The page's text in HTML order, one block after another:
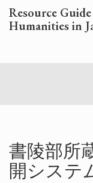
Skip
to
main
Resource
Humanities in
書陵部所
開システ